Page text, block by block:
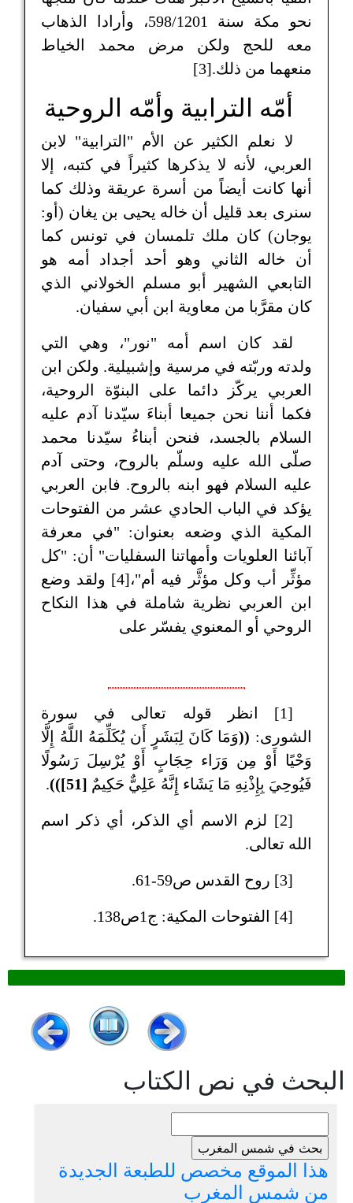
نحو مكة سنة 598/1201، وأرادا الذهاب
معه للحج ولكن مرض محمد الخياط
منعهما من ذلك.[3]
أمّه الترابية وأمّه الروحية
لا نعلم الكثير عن الأم "الترابية" لابن
العربي، لأنه لا يذكرها كثيراً في كتبه، إلا
أنها كانت أيضاً من أسرة عريقة وذلك كما
سنرى بعد قليل أن خاله يحيى بن يغان (أو:
يوجان) كان ملك تلمسان في تونس كما
أن خاله الثاني وهو أحد أجداد أمه هو
التابعي الشهير أبو مسلم الخولاني الذي
كان مقرَّبا من معاوية ابن أبي سفيان.
لقد كان اسم أمه "نور"، وهي التي
ولدته وربّته في مرسية وإشبيلية. ولكن ابن
العربي يركّز دائما على البنوّة الروحية،
فكما أننا نحن جميعا أبناءَ سيّدنا آدم عليه
السلام بالجسد، فنحن أبناءُ سيّدنا محمد
صلّى الله عليه وسلّم بالروح، وحتى آدم
عليه السلام فهو ابنه بالروح. فابن العربي
يؤكد في الباب الحادي عشر من الفتوحات
المكية الذي وضعه بعنوان: "في معرفة
آبائنا العلويات وأمهاتنا السفليات" أن: "كل
مؤثِّر أب وكل مؤثَّر فيه أم"،[4] ولقد وضع
ابن العربي نظرية شاملة في هذا النكاح
الروحي أو المعنوي يفسّر على
[1] انظر قوله تعالى في سورة
الشورى: ((وَمَا كَانَ لِبَشَرٍ أَن يُكَلِّمَهُ اللَّهُ إِلَّا
وَحْيًا أَوْ مِن وَرَاء حِجَابٍ أَوْ يُرْسِلَ رَسُولًا
فَيُوحِيَ بِإِذْنِهِ مَا يَشَاء إِنَّهُ عَلِيٌّ حَكِيمٌ [51]))
.
[2] لزم الاسم أي الذكر، أي ذكر اسم
الله تعالى.
[3] روح القدس ص59-61.
[4] الفتوحات المكية: ج1ص138.
البحث في نص الكتاب
هذا الموقع مخصص للطبعة الجديدة
من شمس المغرب